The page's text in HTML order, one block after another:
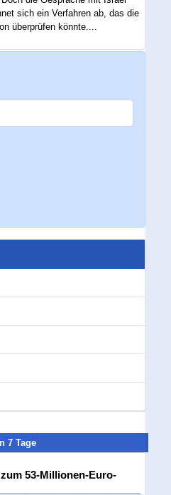
sich ein Verfahren ab, das die
überprüfen könnte....
7 Tage
53-Millionen-Euro-